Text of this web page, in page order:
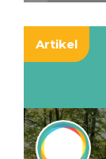
Artikel